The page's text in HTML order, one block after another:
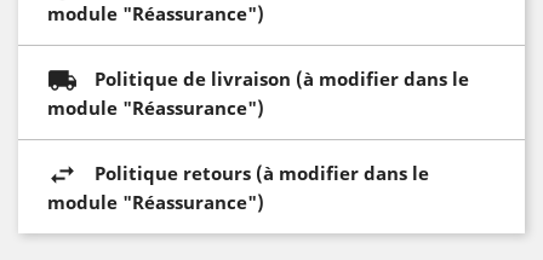
module "Réassurance")
Politique de livraison (à modifier dans le
module "Réassurance")
Politique retours (à modifier dans le
module "Réassurance")